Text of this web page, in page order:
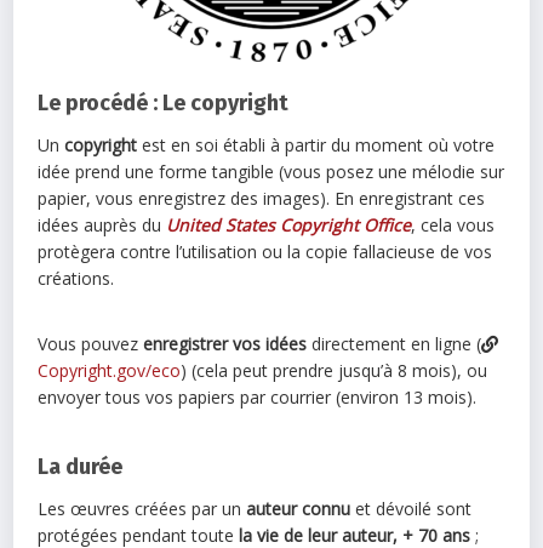
Le procédé : Le copyright
Uncopyright est en soi établi à partir du moment où votre
idée prend une forme tangible (vous posez une mélodie sur
papier, vous enregistrez des images). En enregistrant ces
idées auprès du United States Copyright Office, cela vous
protègera contre l’utilisation ou la copie fallacieuse de vos
créations.
Vous pouvezenregistrer vos idées directement en ligne (
Copyright.gov/eco) (cela peut prendre jusqu’à 8 mois), ou
envoyer tous vos papiers par courrier (environ 13 mois).
La durée
Les œuvres créées par un auteur connu et dévoilé sont
protégées pendant toutela vie de leur auteur, + 70 ans ;